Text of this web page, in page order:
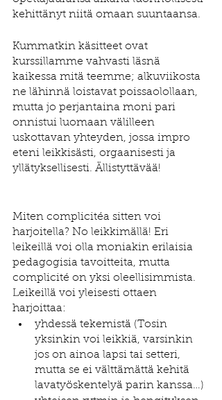
kehittänyt niitä omaan suuntaansa.
Kummatkin käsitteet ovat
kurssillamme vahvasti läsnä
kaikessa mitä teemme; alkuviikosta
ne lähinnä loistavat poissaolollaan,
mutta jo perjantaina moni pari
onnistui luomaan välilleen
uskottavan yhteyden, jossa impro
eteni leikkisästi, orgaanisesti ja
yllätyksellisesti. Ällistyttävää!
Miten complicitéa sitten voi
harjoitella? No leikkimällä! Eri
leikeillä voi olla moniakin erilaisia
pedagogisia tavoitteita, mutta
complicité on yksi oleellisimmista.
Leikeillä voi yleisesti ottaen
harjoittaa:
yhdessä tekemistä (Tosin
yksinkin voi leikkiä, varsinkin
jos on ainoa lapsi tai setteri,
mutta se ei välttämättä kehitä
lavatyöskentelyä parin kanssa…)